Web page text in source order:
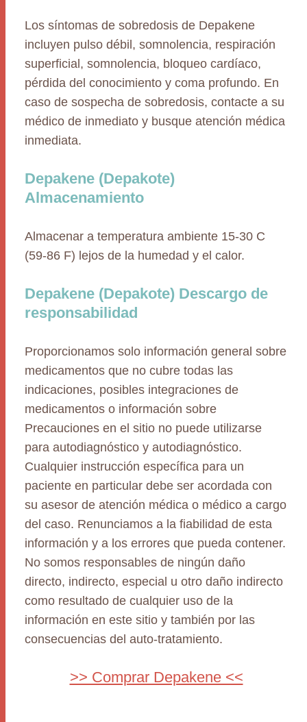
Los síntomas de sobredosis de Depakene
incluyen pulso débil, somnolencia, respiración
superficial, somnolencia, bloqueo cardíaco,
pérdida del conocimiento y coma profundo. En
caso de sospecha de sobredosis, contacte a su
médico de inmediato y busque atención médica
inmediata.
Depakene (Depakote)
Almacenamiento
Almacenar a temperatura ambiente 15-30 C
(59-86 F) lejos de la humedad y el calor.
Depakene (Depakote) Descargo de
responsabilidad
Proporcionamos solo información general sobre
medicamentos que no cubre todas las
indicaciones, posibles integraciones de
medicamentos o información sobre
Precauciones en el sitio no puede utilizarse
para autodiagnóstico y autodiagnóstico.
Cualquier instrucción específica para un
paciente en particular debe ser acordada con
su asesor de atención médica o médico a cargo
del caso. Renunciamos a la fiabilidad de esta
información y a los errores que pueda contener.
No somos responsables de ningún daño
directo, indirecto, especial u otro daño indirecto
como resultado de cualquier uso de la
información en este sitio y también por las
consecuencias del auto-tratamiento.
>> Comprar Depakene <<